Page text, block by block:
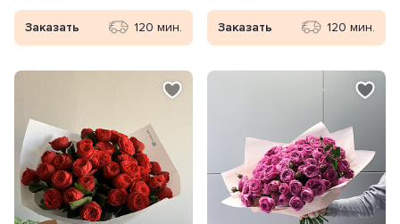
Заказать 120 мин. Заказать 120 мин.